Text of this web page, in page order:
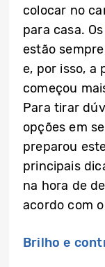
colocar no
para casa. Os
estão
e, por isso, a
começou
Para tirar
opções em
preparou
principais
na hora de
acordo com
Brilho e